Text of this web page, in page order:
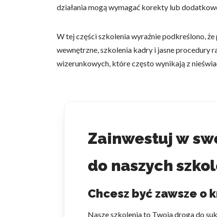
działania mogą wymagać korekty lub
W tej części szkolenia wyraźnie podkreślono,
wewnętrzne, szkolenia kadry i jasne procedury
wizerunkowych, które często wynikają z
Zainwestuj w
do naszych
Chcesz być zawsze o
Nasze szkolenia to Twoja droga do
Statystyka
na stronie, gromadząc i
Marketing
Nieklasyfikowane
Nieklasyfikowane pliki